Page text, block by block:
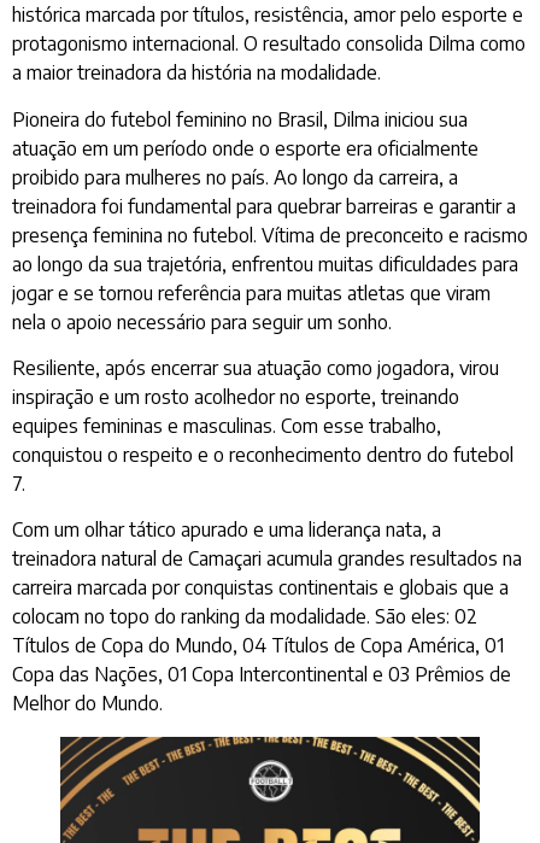
histórica marcada por títulos, resistência, amor pelo esporte e
protagonismo internacional. O resultado consolida Dilma como
a maior treinadora da história na modalidade.
Pioneira do futebol feminino no Brasil, Dilma iniciou sua
atuação em um período onde o esporte era oficialmente
proibido para mulheres no país. Ao longo da carreira, a
treinadora foi fundamental para quebrar barreiras e garantir a
presença feminina no futebol. Vítima de preconceito e racismo
ao longo da sua trajetória, enfrentou muitas dificuldades para
jogar e se tornou referência para muitas atletas que viram
nela o apoio necessário para seguir um sonho.
Resiliente, após encerrar sua atuação como jogadora, virou
inspiração e um rosto acolhedor no esporte, treinando
equipes femininas e masculinas. Com esse trabalho,
conquistou o respeito e o reconhecimento dentro do futebol
7.
Com um olhar tático apurado e uma liderança nata, a
treinadora natural de Camaçari acumula grandes resultados na
carreira marcada por conquistas continentais e globais que a
colocam no topo do ranking da modalidade. São eles: 02
Títulos de Copa do Mundo, 04 Títulos de Copa América, 01
Copa das Nações, 01 Copa Intercontinental e 03 Prêmios de
Melhor do Mundo.